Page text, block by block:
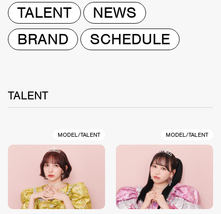
TALENT
NEWS
BRAND
SCHEDULE
TALENT
MODEL/TALENT MODEL/TALENT